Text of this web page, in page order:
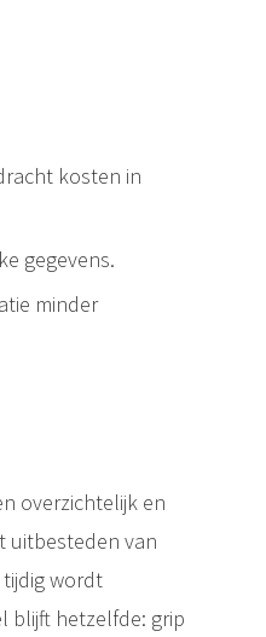
kosten in
gegevens.
minder
overzichtelijk en
uitbesteden van
wordt
blijft hetzelfde: grip